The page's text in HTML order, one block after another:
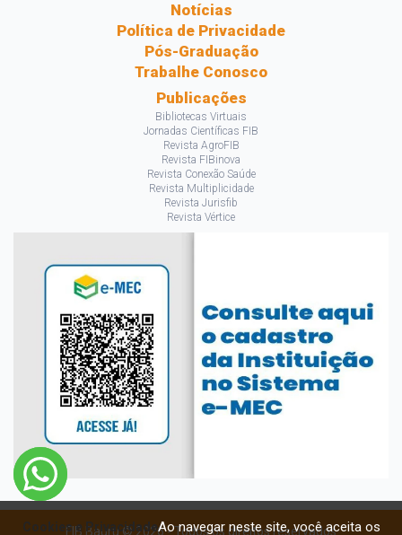
Notícias
Política de Privacidade
Pós-Graduação
Trabalhe Conosco
Publicações
Bibliotecas Virtuais
Jornadas Científicas FIB
Revista AgroFIB
Revista FIBinova
Revista Conexão Saúde
Revista Multiplicidade
Revista Jurisfib
Revista Vértice
FIB Bauru © 2026 - Todos os direitos reservados
Cookies e PrivacidadeAo navegar neste site, você aceita os